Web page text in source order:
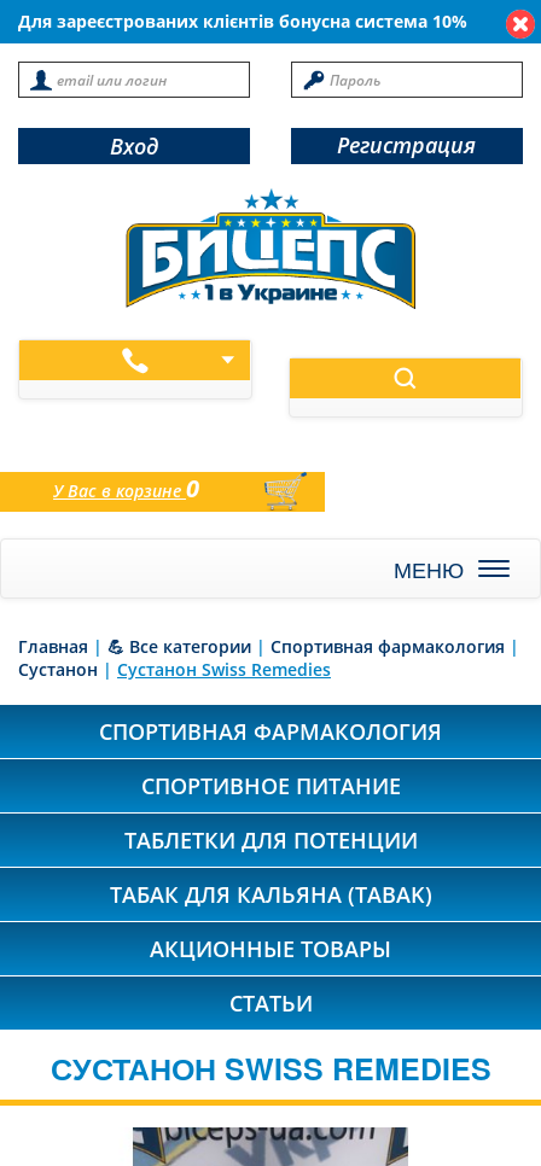
Для зареєстрованих клієнтів бонусна система 10%
Вход Регистрация
У Вас в корзине0
товаров
Главная | 💪 Все категории | Спортивная фармакология |
Сустанон | Сустанон Swiss Remedies
СПОРТИВНАЯ ФАРМАКОЛОГИЯ
СПОРТИВНОЕ ПИТАНИЕ
ТАБЛЕТКИ ДЛЯ ПОТЕНЦИИ
ТАБАК ДЛЯ КАЛЬЯНА (TABAK)
АКЦИОННЫЕ ТОВАРЫ
СТАТЬИ
СУСТАНОН SWISS REMEDIES